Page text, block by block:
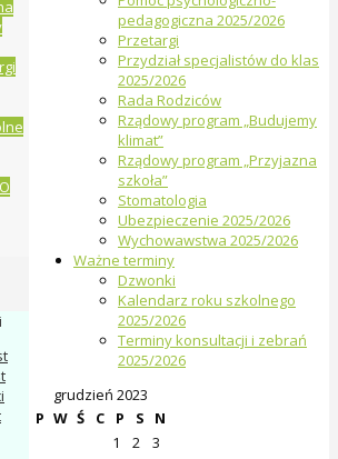
pedagogiczna 2025/2026
Przetargi
Przydział specjalistów do klas
2025/2026
Rada Rodziców
Rządowy program „Budujemy
klimat”
Rządowy program „Przyjazna
szkoła”
Stomatologia
Ubezpieczenie 2025/2026
Wychowawstwa 2025/2026
Ważne terminy
Dzwonki
Kalendarz roku szkolnego
2025/2026
Terminy konsultacji i zebrań
2025/2026
grudzień 2023
P W Ś C P S
N
1
2
3